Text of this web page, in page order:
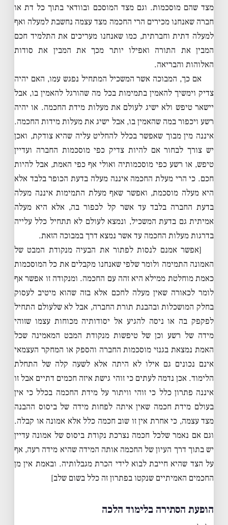
מצד שהם מוסכמות. וגם מצד המוסכם ובוודאי בתוך כל דת או
חברה שאנחנו מכירים הרי החכמה מצד עצמה נחשבת למעלה ואף
למעלה דתית וחברתית, כמו שאנחנו מעריכים את התלמיד חכם
המבין את התורה ואפילו יותר מכך את המבין את סודות
האלוהות והבריאה.
אם כך, המבוכה אשר המשכיל המתחיל נפגש עמו, האם יהיה
צדיק וימשיך להאמין בתמימות בכל מה שהורגל להאמין בו, אבל
יישאר טיפש ולא ישיג לעולם את מעלות מידת החכמה. או יהיה
רשע ויכפור במה שהאמין בו, אבל ישיג את מעלות מידות החכמה.
איננה מין מבוך שאפשר בכלל להחליט עליה שהיא צודקת, ואכן
יש צורך לבחור אם להיות צדיק כפי מוסכמות החברה ועדיין
טיפש, או רשע כפי מוסכמותיה ואולי אף כפי האמת, אבל להיות
חכם. כי הרי מעלת החכמה איננה מעלה בדעת הכופר בלבד אלא
היא מעלה מוסכמת, ואפשר שאף מעלת התמימות איננה מעלה
בדעת החברה בלבד עד אשר קל לכפור בה, אלא היא מעלה
אמיתית גם בדעת המשכיל, ונמצא לעולם לא תתחיל כלל עלייה
בדרגות מעלות החכמה עד אשר נמצא דרך במבוכה הזאת.
[אפשר אמנם לנסות לפתור את הבעיה מנקודת המבט של
האמונה התמימה ולומר שלפי שאנחנו מקבלים את כל המוסכמות
כאמת מוחלטת ממילא היא זהה עם החכמה. ומנקודה זו אפשר אף
לומר לכאורה שאין מעלה לחכם אלא בזה שהוא מיטיב לעסוק
בחלק המושכלות ובהבנת תורת החברה, אבל לא שלעולם התחיל
לפקפק בה או ניסה להגיע אל יסודותיה מכוחות עצמו שזוהי
מידה של רשע וכן של טיפשות מנקודת המבט המאמינה שכל
האמת נמצאת בגנזי מוסכמות החברה והספק או המחקר העצמאי
אינם נכונים גם אילו לא היתה אלא לשעה קלה של התחלת
הלימוד. אכן נדמה לעתים כי זוהי גישת איזה חכמים דתיים אבל זו
איננה פתרון כלל כי זוהי וויתור על מידת החכמה בכלל כי אין
בעולם מידת חכמה שאין איתה לפחות מידה של ביסוס ההבנה
מצד עצמה, כי אחרת אין זו שוב חכמה כלל אלא אמונה או קבלה.
וגם אם נאמר שלכל חכמה נצרכת נקודת ביסוס של אמונה עדיין
יש בתוך דרך העיון של החכמה אותה המידה שהיא מידה רעה, אף
על הצד שהיא חייבת לבוא לידי הכרת מגבלותיה. ובאמת אין מן
החכמים האמיתיים שנקטו בפתרון זה כלל בשום שלב]
הופעת הסתירה בלימוד הלכה